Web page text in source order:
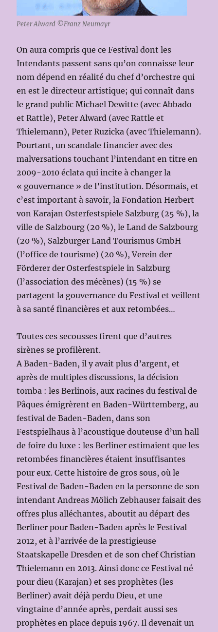
Peter Alward ©Franz Neumayr
On aura compris que ce Festival dont les
Intendants passent sans qu’on connaisse leur
nom dépend en réalité du chef d’orchestre qui
en est le directeur artistique; qui connaît dans
le grand public Michael Dewitte (avec Abbado
et Rattle), Peter Alward (avec Rattle et
Thielemann), Peter Ruzicka (avec Thielemann).
Pourtant, un scandale financier avec des
malversations touchant l’intendant en titre en
2009-2010 éclata qui incite à changer la
« gouvernance » de l’institution. Désormais, et
c’est important à savoir, la Fondation Herbert
von Karajan Osterfestspiele Salzburg (25 %), la
ville de Salzbourg (20 %), le Land de Salzbourg
(20 %), Salzburger Land Tourismus GmbH
(l’office de tourisme) (20 %), Verein der
Förderer der Osterfestspiele in Salzburg
(l’association des mécènes) (15 %) se
partagent la gouvernance du Festival et veillent
à sa santé financières et aux retombées…
Toutes ces secousses firent que d’autres
sirènes se profilèrent.
A Baden-Baden, il y avait plus d’argent, et
après de multiples discussions, la décision
tomba : les Berlinois, aux racines du festival de
Pâques émigrèrent en Baden-Württemberg, au
festival de Baden-Baden, dans son
Festspielhaus à l’acoustique douteuse d’un hall
de foire du luxe : les Berliner estimaient que les
retombées financières étaient insuffisantes
pour eux. Cette histoire de gros sous, où le
Festival de Baden-Baden en la personne de son
intendant Andreas Mölich Zebhauser faisait des
offres plus alléchantes, aboutit au départ des
Berliner pour Baden-Baden après le Festival
2012, et à l’arrivée de la prestigieuse
Staatskapelle Dresden et de son chef Christian
Thielemann en 2013. Ainsi donc ce Festival né
pour dieu (Karajan) et ses prophètes (les
Berliner) avait déjà perdu Dieu, et une
vingtaine d’année après, perdait aussi ses
prophètes en place depuis 1967. Il devenait un